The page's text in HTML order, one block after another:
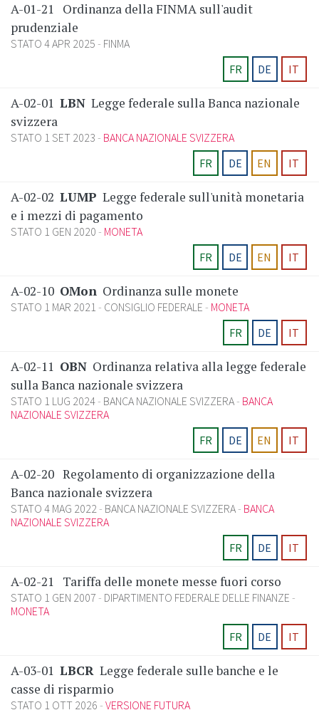
A-01-21
Ordinanza della FINMA sull'audit
prudenziale
STATO 4 APR 2025
FINMA
FR
DE IT
A-02-01 LBN Legge federale sulla Banca nazionale
svizzera
STATO 1 SET 2023
BANCA NAZIONALE SVIZZERA
FR
DE EN IT
A-02-02 LUMP Legge federale sull'unità monetaria
e i mezzi di pagamento
STATO 1 GEN 2020
MONETA
FR
DE EN IT
A-02-10 OMon Ordinanza sulle monete
STATO 1 MAR 2021 CONSIGLIO FEDERALE
MONETA
FR
DE IT
A-02-11 OBN Ordinanza relativa alla legge federale
sulla Banca nazionale svizzera
STATO 1 LUG 2024 BANCA NAZIONALE SVIZZERA BANCA
NAZIONALE SVIZZERA
FR
DE EN IT
A-02-20 Regolamento di organizzazione della
Banca nazionale svizzera
STATO 4 MAG 2022 BANCA NAZIONALE SVIZZERA BANCA
NAZIONALE SVIZZERA
FR
DE IT
A-02-21 Tariffa delle monete messe fuori corso
STATO 1 GEN 2007
DIPARTIMENTO FEDERALE DELLE FINANZE
MONETA
FR
DE IT
A-03-01 LBCR Legge federale sulle banche e le
casse di risparmio
STATO 1 OTT 2026 VERSIONE FUTURA